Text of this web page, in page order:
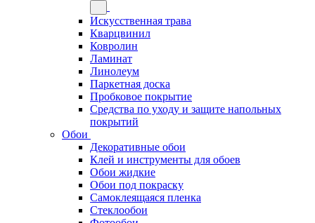
Искусственная трава
Кварцвинил
Ковролин
Ламинат
Линолеум
Паркетная доска
Пробковое покрытие
Средства по уходу и защите напольных
покрытий
Обои
Декоративные обои
Клей и инструменты для обоев
Обои жидкие
Обои под покраску
Самоклеящаяся пленка
Стеклообои